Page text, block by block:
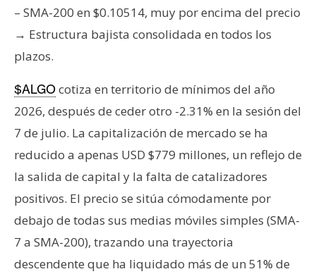
T
e
m
s
R
e
c
u
s
o
s
– SMA-200 en $0.10514, muy por encima del precio
→ Estructura bajista consolidada en todos los
plazos.
$ALGOcotiza en territorio de mínimos del año
2026, después de ceder otro -2.31% en la sesión del
7 de julio. La capitalización de mercado se ha
reducido a apenas USD $779 millones, un reflejo de
la salida de capital y la falta de catalizadores
positivos. El precio se sitúa cómodamente por
debajo de todas sus medias móviles simples (SMA-
7 a SMA-200), trazando una trayectoria
descendente que ha liquidado más de un 51% de